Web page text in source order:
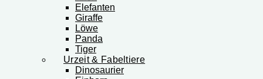
Elefanten
Giraffe
Löwe
Panda
Tiger
Urzeit & Fabeltiere
Dinosaurier